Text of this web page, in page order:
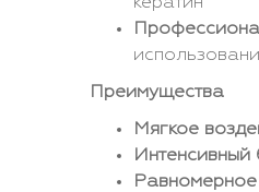
Преимущества
Мягкое
Интенсивный